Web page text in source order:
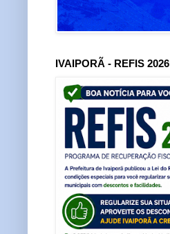
IVAIPORÃ - REFIS 2026